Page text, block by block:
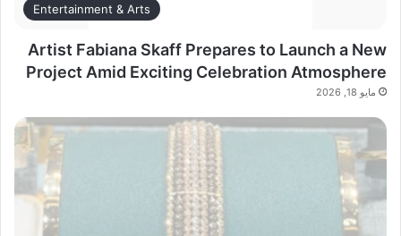
Entertainment & Arts
Artist Fabiana Skaff Prepares to Launch a New
Project Amid Exciting Celebration Atmosphere
مايو 18, 2026